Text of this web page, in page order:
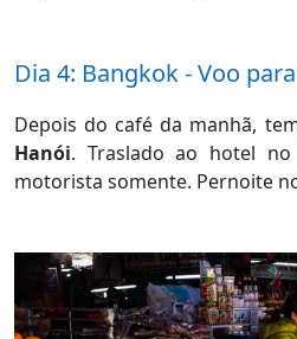
Dia 4: Bangkok - Voo
Depois do café da manhã,
Hanói. Traslado ao hotel
motorista somente. Pernoite